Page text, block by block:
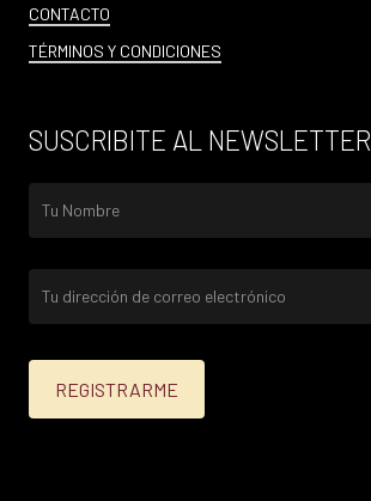
CONTACTO
TÉRMINOS Y CONDICIONES
SUSCRIBITE AL NEWSLETTER